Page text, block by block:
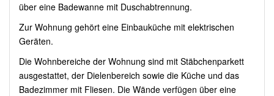
über eine Badewanne mit Duschabtrennung.
Zur Wohnung gehört eine Einbauküche mit elektrischen
Geräten.
Die Wohnbereiche der Wohnung sind mit Stäbchenparkett
ausgestattet, der Dielenbereich sowie die Küche und das
Badezimmer mit Fliesen. Die Wände verfügen über eine